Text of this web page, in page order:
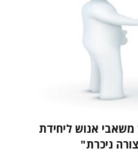
משאבי אנוש ליחידת
ניכרת"